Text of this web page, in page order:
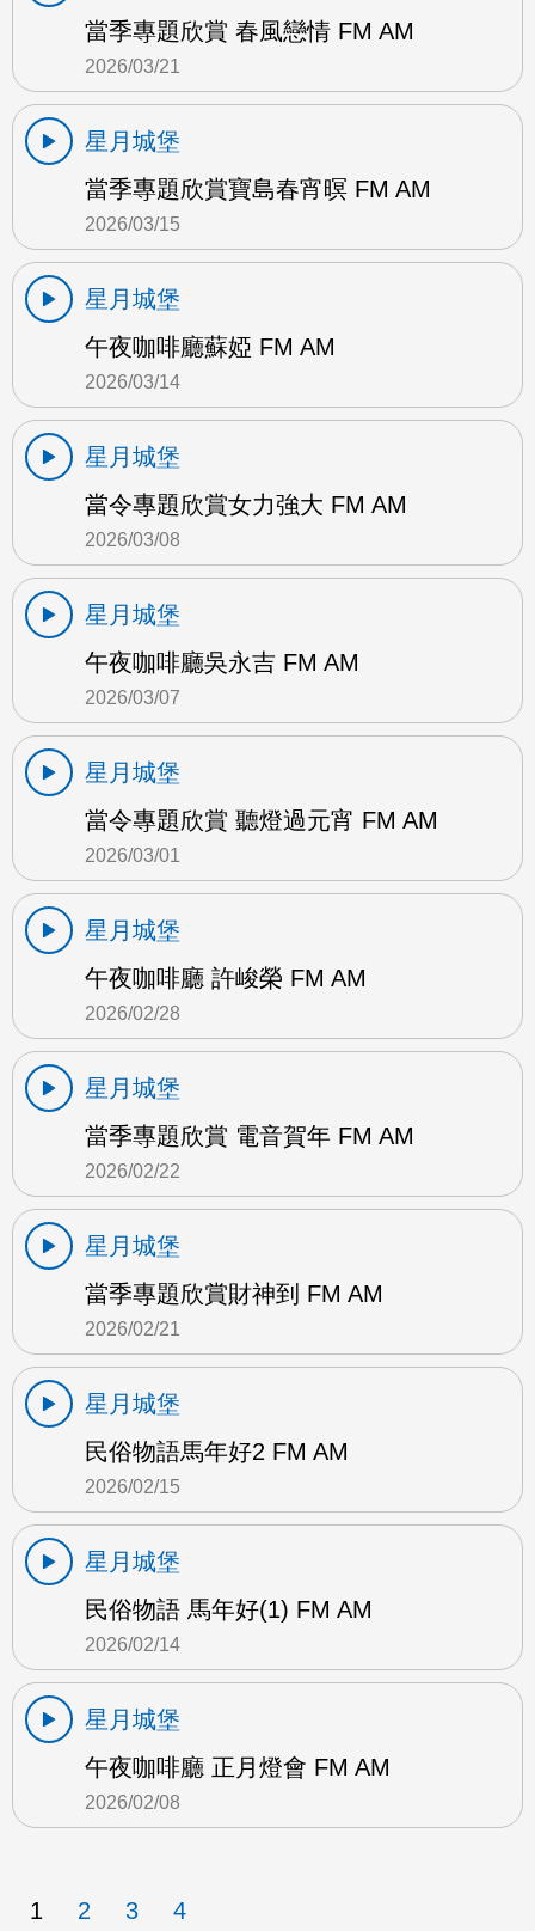
當季專題欣賞 春風戀情 FM AM
2026/03/21
星月城堡
當季專題欣賞寶島春宵暝 FM AM
2026/03/15
星月城堡
午夜咖啡廳蘇婭 FM AM
2026/03/14
星月城堡
當令專題欣賞女力強大 FM AM
2026/03/08
星月城堡
午夜咖啡廳吳永吉 FM AM
2026/03/07
星月城堡
當令專題欣賞 聽燈過元宵 FM AM
2026/03/01
星月城堡
午夜咖啡廳 許峻榮 FM AM
2026/02/28
星月城堡
當季專題欣賞 電音賀年 FM AM
2026/02/22
星月城堡
當季專題欣賞財神到 FM AM
2026/02/21
星月城堡
民俗物語馬年好2 FM AM
2026/02/15
星月城堡
民俗物語 馬年好(1) FM AM
2026/02/14
星月城堡
午夜咖啡廳 正月燈會 FM AM
2026/02/08
1 2 3 4